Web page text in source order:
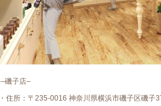
–磯子店–
・住所：〒235-0016 神奈川県横浜市磯子区磯